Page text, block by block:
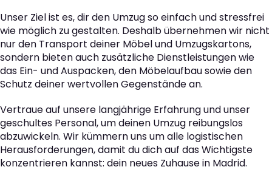
Unser Ziel ist es, dir den Umzug so einfach und stressfrei
wie möglich zu gestalten. Deshalb übernehmen wir nicht
nur den Transport deiner Möbel und Umzugskartons,
sondern bieten auch zusätzliche Dienstleistungen wie
das Ein- und Auspacken, den Möbelaufbau sowie den
Schutz deiner wertvollen Gegenstände an.
Vertraue auf unsere langjährige Erfahrung und unser
geschultes Personal, um deinen Umzug reibungslos
abzuwickeln. Wir kümmern uns um alle logistischen
Herausforderungen, damit du dich auf das Wichtigste
konzentrieren kannst: dein neues Zuhause in Madrid.